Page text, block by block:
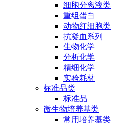
细胞分离液类
重组蛋白
动物红细胞类
抗凝血系列
生物化学
分析化学
精细化学
实验耗材
标准品类
标准品
微生物培养基类
常用培养基类